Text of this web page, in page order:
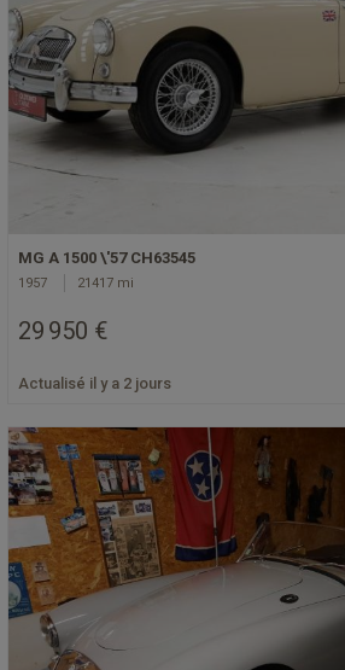
MG A 1500 \'57 CH63545
1957 21417 mi
29 950 €
Actualisé il y a 2 jours